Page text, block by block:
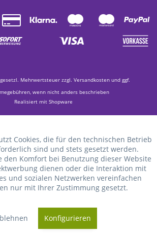
Mehrwertsteuer zzgl. Versandkosten und ggf.
wenn nicht anders beschrieben
Realisiert mit Shopware
Cookies, die für den technischen Betrieb
sind und stets gesetzt werden.
den Komfort bei Benutzung dieser Website
dienen oder die Interaktion mit
und sozialen Netzwerken vereinfachen
nur mit Ihrer Zustimmung gesetzt.
Konfigurieren